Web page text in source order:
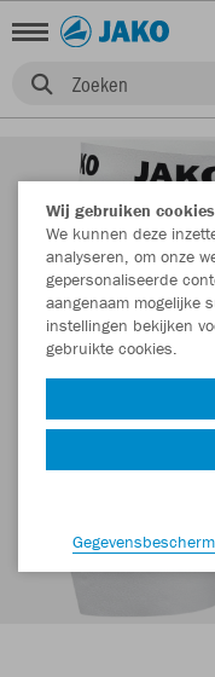
Zoeken
Wij gebruiken cookies
We kunnen deze
analyseren, om onze
gepersonaliseerde
aangenaam mogelijke
instellingen bekijken
gebruikte cookies.